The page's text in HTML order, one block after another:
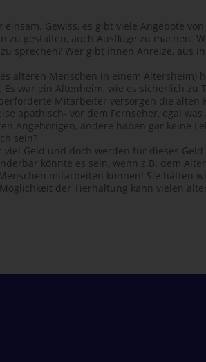
Gewiss, es gibt viele Angebote
zu gestalten, auch Ausflüge zu machen.
sprechen? Wer gibt ihnen Anreize, aus
älteren Menschen in einem Altersheim)
war ein Altenheim, wie es sicherlich zu
Mitarbeiter versorgen die alten
apathisch- vor dem Fernseher, egal
Angehörigen, andere haben gar keine
sein?
viel Geld und doch werden für dieses
könnte es sein, wenn z.B. dem
mitarbeiten können! Sie hätten
der Tierhaltung kann vielen